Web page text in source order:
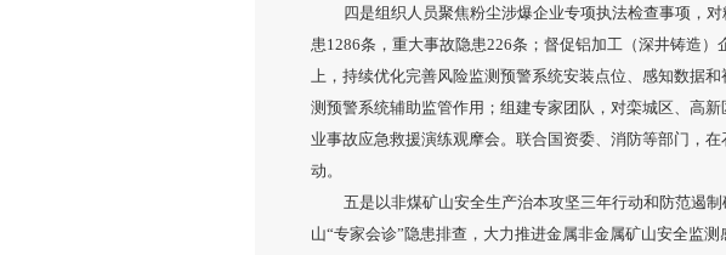
四是组织人员聚焦粉尘涉爆企业专项执法检查事项，
患1286条，重大事故隐患226条；督促铝加工（深井铸造
上，持续优化完善风险监测预警系统安装点位、感知数据
测预警系统辅助监管作用；组建专家团队，对栾城区、高
业事故应急救援演练观摩会。联合国资委、消防等部门，
动。
五是以非煤矿山安全生产治本攻坚三年行动和防范遏
山“专家会诊”隐患排查，大力推进金属非金属矿山安全监